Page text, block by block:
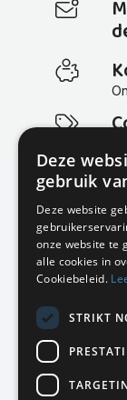
KMP
Airport Business
Frankfurtstraat
1175 RH Lijnden
020-617 01
Facebook
Deze
gebruik
Deze website
onze website te
alle cookies in
Cookiebeleid.
STRIKT